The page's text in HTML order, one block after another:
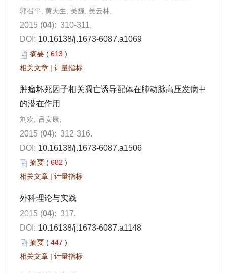
郭召平, 黄天生, 吴巍, 吴云林,
2015 (04): 310-311.
DOI: 10.16138/j.1673-6087.a1069
摘要 ( 613 )
相关文章 | 计量指标
肿瘤坏死因子相关凋亡诱导配体在肺动脉高压发病中
的潜在作用
刘欢, 吕安康,
2015 (04): 312-316.
DOI: 10.16138/j.1673-6087.a1506
摘要 ( 682 )
相关文章 | 计量指标
外科理论与实践
2015 (04): 317.
DOI: 10.16138/j.1673-6087.a1148
摘要 ( 447 )
相关文章 | 计量指标